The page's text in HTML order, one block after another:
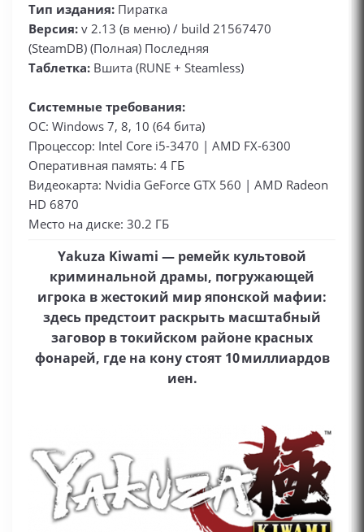
Тип издания: Пиратка
Версия: v 2.13 (в меню) / build 21567470
(SteamDB) (Полная) Последняя
Таблетка: Вшита (RUNE + Steamless)
Системные требования:
ОС: Windows 7, 8, 10 (64 бита)
Процессор: Intel Core i5-3470 | AMD FX-6300
Оперативная память: 4 ГБ
Видеокарта: Nvidia GeForce GTX 560 | AMD Radeon
HD 6870
Место на диске: 30.2 ГБ
Yakuza Kiwami — ремейк культовой
криминальной драмы, погружающей
игрока в жестокий мир японской мафии:
здесь предстоит раскрыть масштабный
заговор в токийском районе красных
фонарей, где на кону стоят 10 миллиардов
иен.